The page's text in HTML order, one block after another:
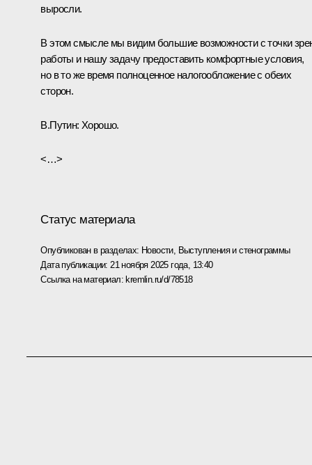
выросли.
В этом смысле мы видим большие возможности с точки
работы и нашу задачу предоставить комфортные условия,
но в то же время полноценное налогообложение с обеих
сторон.
В.Путин: Хорошо.
<…>
Статус материала
Опубликован в разделах: Новости, Выступления и стенограммы
Дата публикации: 21 ноября 2025 года, 13:40
Ссылка на материал: kremlin.ru/d/78518